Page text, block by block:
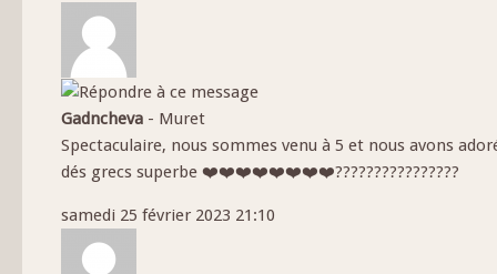
Gadncheva - Muret
Spectaculaire, nous sommes venu à 5 et nous avons
dés grecs superbe ❤️❤️❤️❤️❤️❤️❤️❤️????????????????
samedi 25 février 2023 21:10